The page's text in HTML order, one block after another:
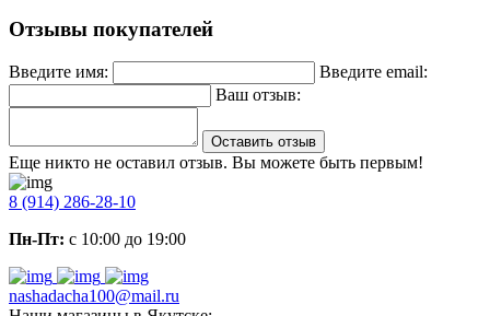
Отзывы покупателей
Введите имя:
Введите email:
Ваш отзыв:
Оставить отзыв
Еще никто не оставил отзыв. Вы можете быть первым!
8 (914) 286-28-10
Пн-Пт: с 10:00 до 19:00
nashadacha100@mail.ru